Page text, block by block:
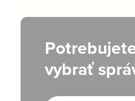
vybrať